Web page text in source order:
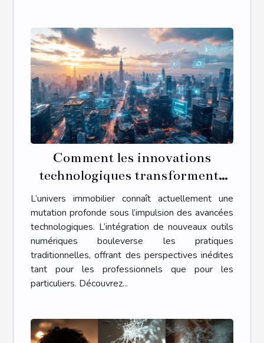
Comment les innovations
technologiques transforment-
elles le secteur immobilier ?
L’univers immobilier connaît actuellement une
mutation profonde sous l’impulsion des avancées
technologiques. L’intégration de nouveaux outils
numériques bouleverse les pratiques
traditionnelles, offrant des perspectives inédites
tant pour les professionnels que pour les
particuliers. Découvrez...